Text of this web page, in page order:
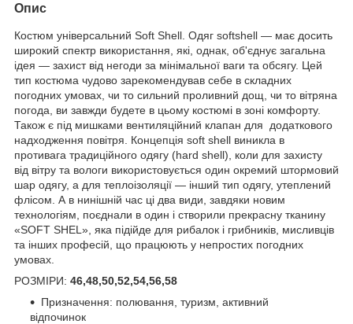
Опис
Костюм універсальний Soft Shell. Одяг softshell — має досить
широкий спектр використання, які, однак, об'єднує загальна
ідея — захист від негоди за мінімальної ваги та обсягу. Цей
тип костюма чудово зарекомендував себе в складних
погодних умовах, чи то сильний проливний дощ, чи то вітряна
погода, ви завжди будете в цьому костюмі в зоні комфорту.
Також є під мишками вентиляційний клапан для додаткового
надходження повітря. Концепція soft shell виникла в
противага традиційного одягу (hard shell), коли для захисту
від вітру та вологи використовується один окремий штормовий
шар одягу, а для теплоізоляції — інший тип одягу, утеплений
флісом. А в нинішній час ці два види, завдяки новим
технологіям, поєднали в один і створили прекрасну тканину
«SOFT SHEL», яка підійде для рибалок і грибників, мисливців
та інших професій, що працюють у непростих погодних
умовах.
РОЗМІРИ: 46,48,50,52,54,56,58
Призначення: полювання, туризм, активний
відпочинок